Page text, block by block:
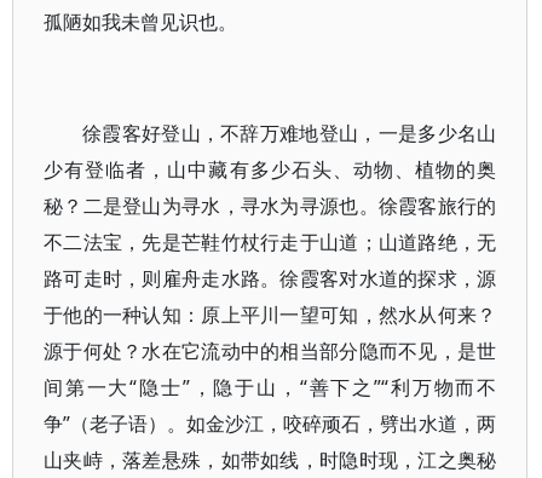
孤陋如我未曾见识也。
徐霞客好登山，不辞万难地登山，一是多少名山
少有登临者，山中藏有多少石头、动物、植物的奥
秘？二是登山为寻水，寻水为寻源也。徐霞客旅行的
不二法宝，先是芒鞋竹杖行走于山道；山道路绝，无
路可走时，则雇舟走水路。徐霞客对水道的探求，源
于他的一种认知：原上平川一望可知，然水从何来？
源于何处？水在它流动中的相当部分隐而不见，是世
间第一大“隐士”，隐于山，“善下之”“利万物而不
争”（老子语）。如金沙江，咬碎顽石，劈出水道，两
山夹峙，落差悬殊，如带如线，时隐时现，江之奥秘